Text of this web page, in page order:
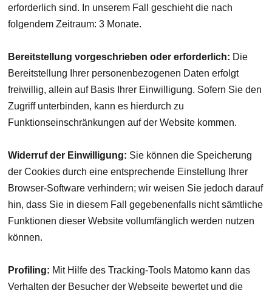
erforderlich sind. In unserem Fall geschieht die nach
folgendem Zeitraum: 3 Monate.
Bereitstellung vorgeschrieben oder erforderlich: Die
Bereitstellung Ihrer personenbezogenen Daten erfolgt
freiwillig, allein auf Basis Ihrer Einwilligung. Sofern Sie den
Zugriff unterbinden, kann es hierdurch zu
Funktionseinschränkungen auf der Website kommen.
Widerruf der Einwilligung: Sie können die Speicherung
der Cookies durch eine entsprechende Einstellung Ihrer
Browser-Software verhindern; wir weisen Sie jedoch darauf
hin, dass Sie in diesem Fall gegebenenfalls nicht sämtliche
Funktionen dieser Website vollumfänglich werden nutzen
können.
Profiling: Mit Hilfe des Tracking-Tools Matomo kann das
Verhalten der Besucher der Webseite bewertet und die